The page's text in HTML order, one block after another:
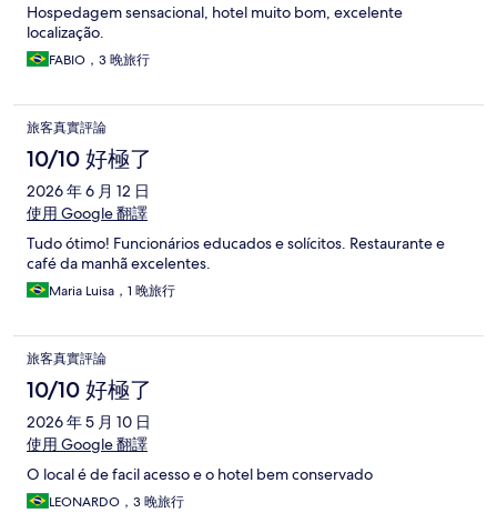
Hospedagem sensacional, hotel muito bom, excelente
localização.
FABIO，3 晚旅行
旅客真實評論
10/10 好極了
2026 年 6 月 12 日
使用 Google 翻譯
Tudo ótimo! Funcionários educados e solícitos. Restaurante e
café da manhã excelentes.
Maria Luisa，1 晚旅行
旅客真實評論
10/10 好極了
2026 年 5 月 10 日
使用 Google 翻譯
O local é de facil acesso e o hotel bem conservado
LEONARDO，3 晚旅行